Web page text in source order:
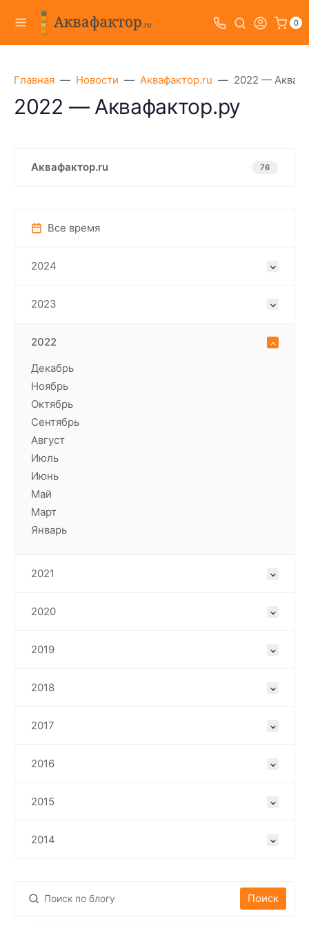
0
Главная Новости Аквафактор.ru 2022 —
2022 — Аквафактор.ру
Аквафактор.ru 76
Все время
2024
2023
2022
Декабрь
Ноябрь
Октябрь
Сентябрь
Август
Июль
Июнь
Май
Март
Январь
2021
2020
2019
2018
2017
2016
2015
2014
Поиск